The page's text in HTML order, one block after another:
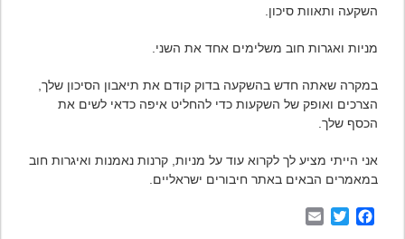
השקעה ותאוות סיכון.
מניות ואגרות חוב משלימים אחד את השני.
במקרה שאתה חדש בהשקעה בדוק קודם את תיאבון הסיכון שלך,
הצרכים ואופק של השקעות כדי להחליט איפה כדאי לשים את
הכסף שלך.
אני הייתי מציע לך לקרוא עוד על מניות, קרנות נאמנות ואיגרות חוב
במאמרים הבאים באתר חיבורים ישראליים.
Facebook
Twitter